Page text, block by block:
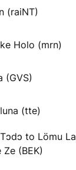
(raiNT)
Holo (mrn)
(GVS)
(tte)
to Lömu
(BEK)